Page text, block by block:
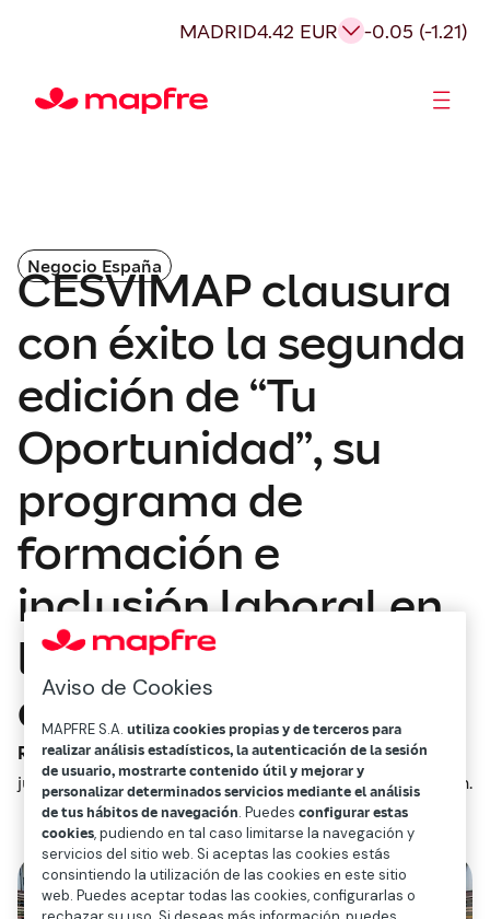
MADRID4.42 EUR -0.05 (-1.21)
Negocio España
CESVIMAP clausura
con éxito la segunda
edición de “Tu
Oportunidad”, su
programa de
formación e
inclusión laboral en
la posventa de
automoción
Redacción Mapfre
junio 16, 2025
min.
Aviso de Cookies
MAPFRE S.A.utiliza cookies propias y de terceros para
realizar análisis estadísticos, la autenticación de la sesión
de usuario, mostrarte contenido útil y mejorar y
personalizar determinados servicios mediante el análisis
de tus hábitos de navegación. Puedesconfigurar estas
cookies, pudiendo en tal caso limitarse la navegación y
servicios del sitio web. Si aceptas las cookies estás
consintiendo la utilización de las cookies en este sitio
web. Puedes aceptar todas las cookies, configurarlas o